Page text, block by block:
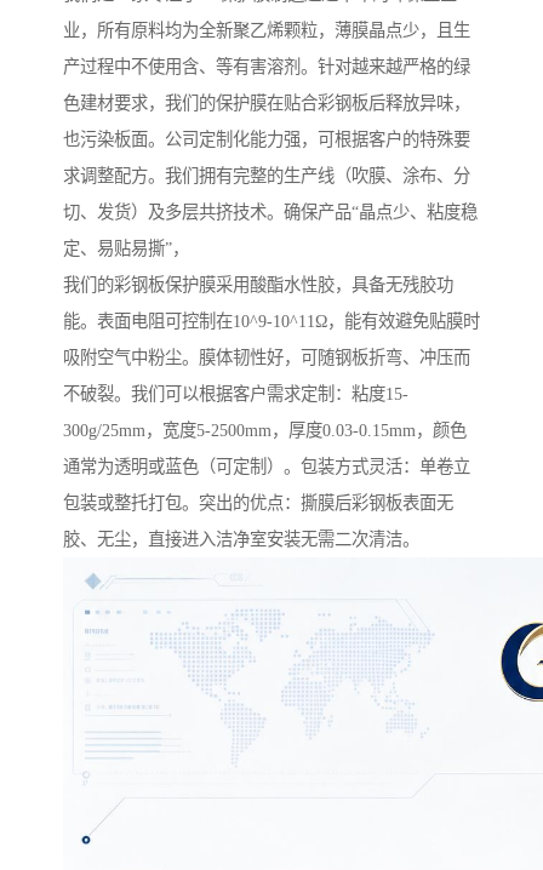
业，所有原料均为全新聚乙烯颗粒，薄膜晶点少，且生
产过程中不使用含、等有害溶剂。针对越来越严格的绿
色建材要求，我们的保护膜在贴合彩钢板后释放异味，
也污染板面。公司定制化能力强，可根据客户的特殊要
求调整配方。我们拥有完整的生产线（吹膜、涂布、分
切、发货）及多层共挤技术。确保产品“晶点少、粘度稳
定、易贴易撕”，
我们的彩钢板保护膜采用酸酯水性胶，具备无残胶功
能。表面电阻可控制在10^9-10^11Ω，能有效避免贴膜时
吸附空气中粉尘。膜体韧性好，可随钢板折弯、冲压而
不破裂。我们可以根据客户需求定制：粘度15-
300g/25mm，宽度5-2500mm，厚度0.03-0.15mm，颜色
通常为透明或蓝色（可定制）。包装方式灵活：单卷立
包装或整托打包。突出的优点：撕膜后彩钢板表面无
胶、无尘，直接进入洁净室安装无需二次清洁。